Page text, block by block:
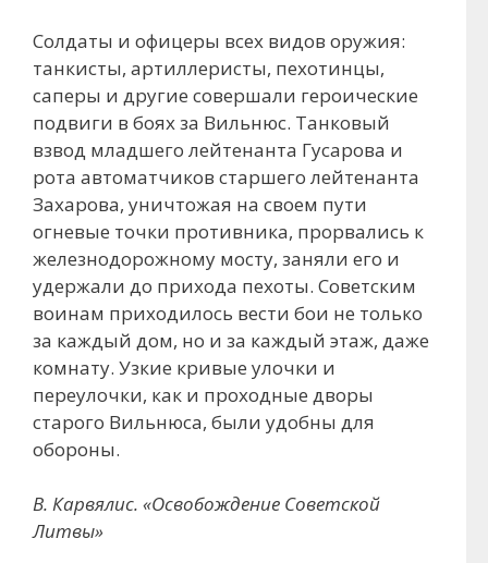
Солдаты и офицеры всех видов оружия:
танкисты, артиллеристы, пехотинцы,
саперы и другие совершали героические
подвиги в боях за Вильнюс. Танковый
взвод младшего лейтенанта Гусарова и
рота автоматчиков старшего лейтенанта
Захарова, уничтожая на своем пути
огневые точки противника, прорвались к
железнодорожному мосту, заняли его и
удержали до прихода пехоты. Советским
воинам приходилось вести бои не только
за каждый дом, но и за каждый этаж, даже
комнату. Узкие кривые улочки и
переулочки, как и проходные дворы
старого Вильнюса, были удобны для
обороны.
В. Карвялис. «Освобождение Советской
Литвы»